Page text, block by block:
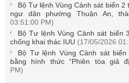
Bộ Tư lệnh Vùng Cảnh sát biển 2
ngư dân phường Thuận An,
03:51:00 PM)
Bộ Tư lệnh Vùng Cảnh sát biển
chống khai thác IUU (17/05/2026
Bộ Tư lệnh Vùng Cảnh sát
bằng hình thức “Phiên tòa giả
PM)